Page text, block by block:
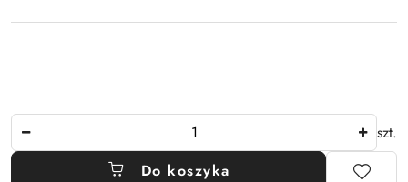
szt.
Do koszyka